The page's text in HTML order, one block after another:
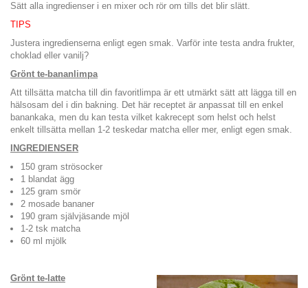
Sätt alla ingredienser i en mixer och rör om tills det blir slätt.
TIPS
Justera ingredienserna enligt egen smak. Varför inte testa andra frukter,
choklad eller vanilj?
Grönt te-bananlimpa
Att tillsätta matcha till din favoritlimpa är ett utmärkt sätt att lägga till en
hälsosam del i din bakning. Det här receptet är anpassat till en enkel
banankaka, men du kan testa vilket kakrecept som helst och helst
enkelt tillsätta mellan 1-2 teskedar matcha eller mer, enligt egen smak.
INGREDIENSER
150 gram strösocker
1 blandat ägg
125 gram smör
2 mosade bananer
190 gram självjäsande mjöl
1-2 tsk matcha
60 ml mjölk
Grönt te-latte